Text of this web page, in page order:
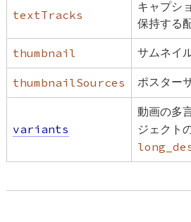
textTracks
キャプシ
保持する
thumbnail サムネイ
thumbnailSources ポスター
variants
動画の多
ジェクト